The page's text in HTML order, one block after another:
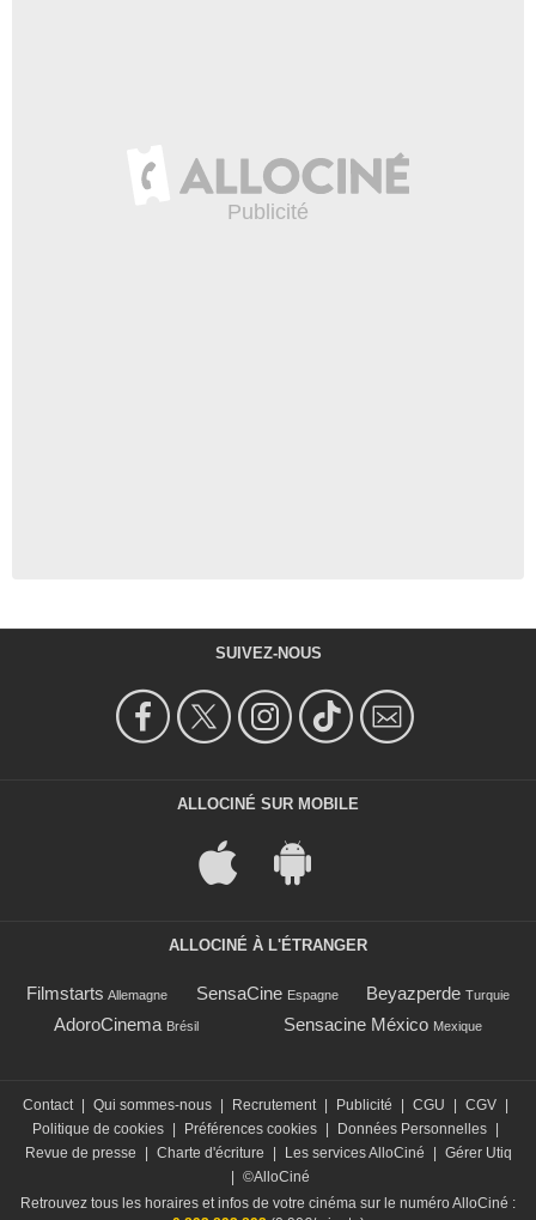
SUIVEZ-NOUS
ALLOCINÉ SUR MOBILE
ALLOCINÉ À L'ÉTRANGER
Filmstarts Allemagne SensaCine Espagne Beyazperde Turquie
AdoroCinema Brésil Sensacine México Mexique
Contact | Qui sommes-nous | Recrutement | Publicité | CGU | CGV |
Politique de cookies | Préférences cookies | Données Personnelles |
Revue de presse
| Charte d'écriture | Les services AlloCiné | Gérer Utiq
| ©AlloCiné
Retrouvez tous les horaires et infos de votre cinéma sur le numéro AlloCiné :